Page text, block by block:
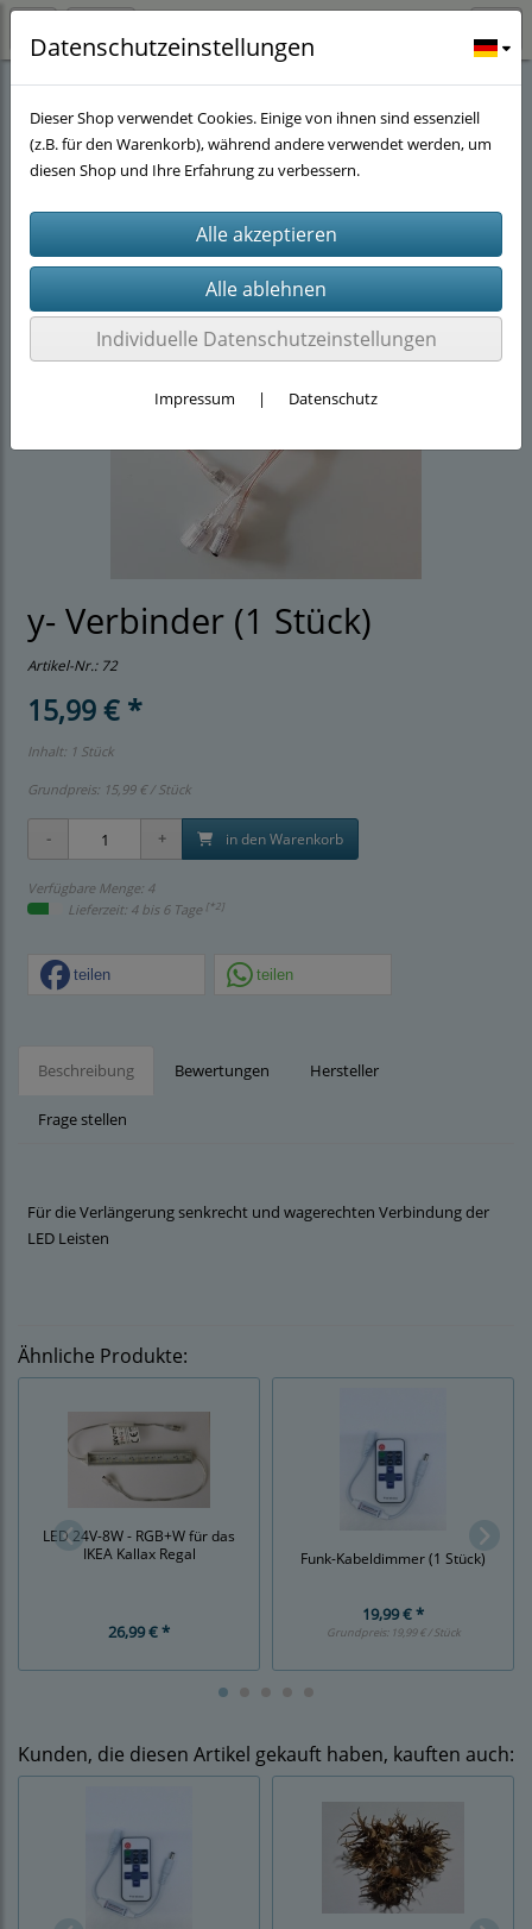
Stöwers-Garnelenstube(143) Beleuchtung für Kallax Regale(10)
y- Verbinder (1 Stück)
Artikel-Nr.: 72
15,99 € *
Inhalt: 1 Stück
Grundpreis: 15,99 € / Stück
in den Warenkorb
Verfügbare Menge: 4
Lieferzeit: 4 bis 6 Tage [*2]
teilen teilen
Beschreibung Bewertungen Hersteller
Frage stellen
Für die Verlängerung senkrecht und wagerechten Verbindung der
LED Leisten
Ähnliche Produkte:
LED 24V-8W - RGB+W für das
IKEA Kallax Regal
26,99 € *
Funk-Kabeldimmer (1 Stück)
19,99 € *
Grundpreis: 19,99 € / Stück
Kunden, die diesen Artikel gekauft haben, kauften auch:
Datenschutzeinstellungen
Dieser Shop verwendet Cookies. Einige von ihnen sind essenziell
(z.B. für den Warenkorb), während andere verwendet werden, um
diesen Shop und Ihre Erfahrung zu verbessern.
Individuelle Datenschutzeinstellungen
Impressum | Datenschutz